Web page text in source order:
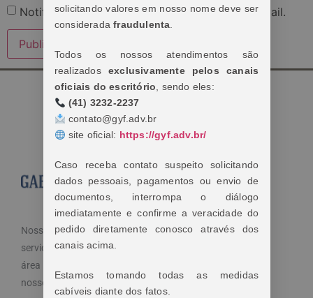
Notifique-me sobre novas publicações por e-mail.
Nosso objetivo é cuidar dos seus direitos e oferecemos
serviços especializados e diferenciados atendendo a
área trabalhista do direito. Por isso, disponibilizamos
nossos serviços de maneira fácil e acessível.
solicitando valores em nosso nome deve ser
consideradafraudulenta.
Todos os nossos atendimentos são
realizados exclusivamente pelos canais
oficiais do escritório, sendo eles:
(41) 3232-2237
contato@gyf.adv.br
site oficial: https://gyf.adv.br/
Caso receba contato suspeito solicitando
dados pessoais, pagamentos ou envio de
documentos, interrompa o diálogo
imediatamente e confirme a veracidade do
pedido diretamente conosco através dos
canais acima.
Estamos tomando todas as medidas
cabíveis diante dos fatos.